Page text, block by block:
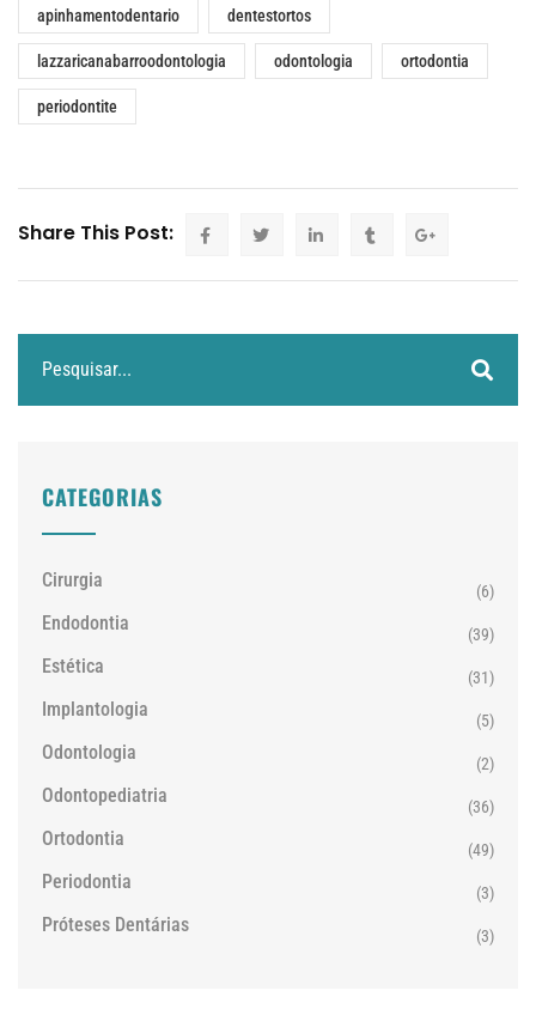
apinhamentodentario dentestortos
lazzaricanabarroodontologia odontologia ortodontia
periodontite
Share This Post:
CATEGORIAS
Cirurgia (6)
Endodontia (39)
Estética (31)
Implantologia (5)
Odontologia (2)
Odontopediatria (36)
Ortodontia (49)
Periodontia (3)
Próteses Dentárias (3)